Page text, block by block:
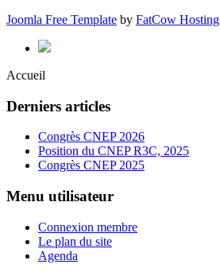
Joomla Free Template by FatCow Hosting
Accueil
Derniers articles
Congrès CNEP 2026
Position du CNEP R3C, 2025
Congrès CNEP 2025
Menu utilisateur
Connexion membre
Le plan du site
Agenda